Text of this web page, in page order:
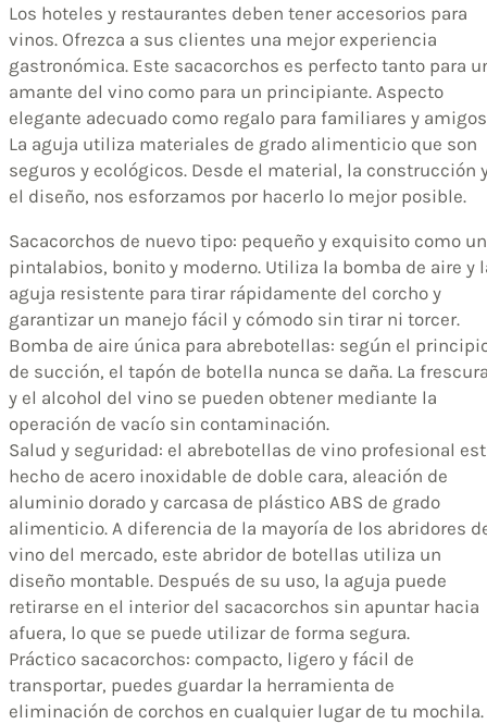
Los hoteles y restaurantes deben tener accesorios para
vinos. Ofrezca a sus clientes una mejor experiencia
gastronómica. Este sacacorchos es perfecto tanto para
amante del vino como para un principiante. Aspecto
elegante adecuado como regalo para familiares y
La aguja utiliza materiales de grado alimenticio que son
seguros y ecológicos. Desde el material, la construcción
el diseño, nos esforzamos por hacerlo lo mejor posible.
Sacacorchos de nuevo tipo: pequeño y exquisito como un
pintalabios, bonito y moderno. Utiliza la bomba de aire y
aguja resistente para tirar rápidamente del corcho y
garantizar un manejo fácil y cómodo sin tirar ni torcer.
Bomba de aire única para abrebotellas: según el
de succión, el tapón de botella nunca se daña. La
y el alcohol del vino se pueden obtener mediante la
operación de vacío sin contaminación.
Salud y seguridad: el abrebotellas de vino profesional
hecho de acero inoxidable de doble cara, aleación de
aluminio dorado y carcasa de plástico ABS de grado
alimenticio. A diferencia de la mayoría de los abridores
vino del mercado, este abridor de botellas utiliza un
diseño montable. Después de su uso, la aguja puede
retirarse en el interior del sacacorchos sin apuntar hacia
afuera, lo que se puede utilizar de forma segura.
Práctico sacacorchos: compacto, ligero y fácil de
transportar, puedes guardar la herramienta de
eliminación de corchos en cualquier lugar de tu mochila.